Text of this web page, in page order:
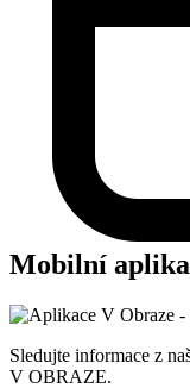
Mobilní
Sledujte informace z
V OBRAZE.